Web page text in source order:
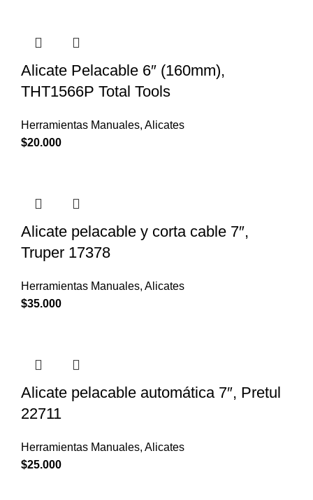
Alicate Pelacable 6″ (160mm),
THT1566P Total Tools
Herramientas Manuales, Alicates
$20.000
Alicate pelacable y corta cable 7″,
Truper 17378
Herramientas Manuales, Alicates
$35.000
Alicate pelacable automática 7″, Pretul
22711
Herramientas Manuales, Alicates
$25.000